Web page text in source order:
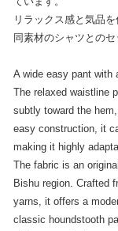
リラックス感と気品
同素材のシャツとの
A wide easy pant with
The relaxed waistline
subtly toward the
easy construction, it
making it highly
The fabric is an
Bishu region. Crafted
yarns, it offers a
classic houndstooth